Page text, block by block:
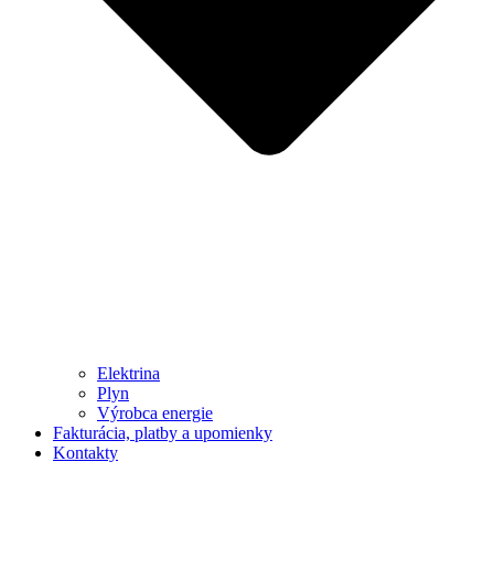
Elektrina
Plyn
Výrobca energie
Fakturácia, platby a upomienky
Kontakty